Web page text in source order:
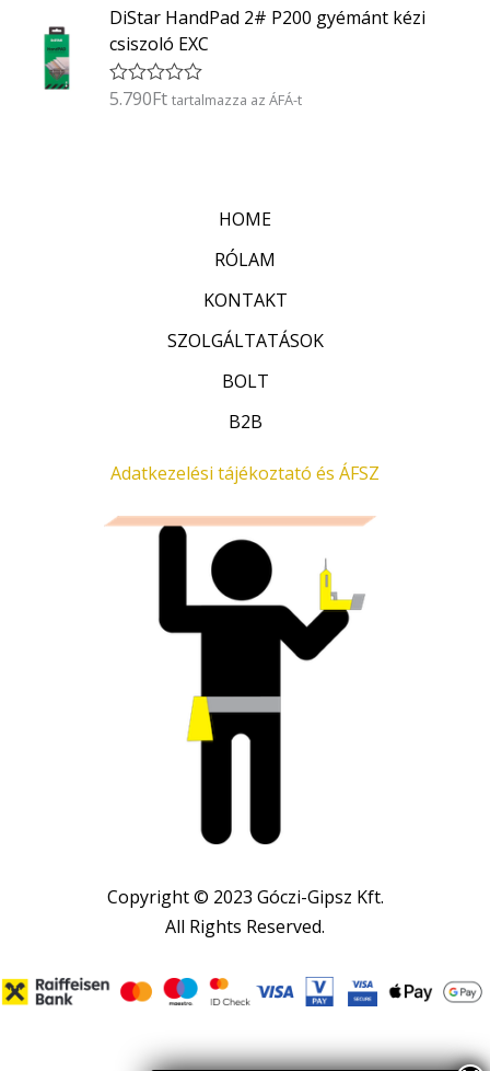
/
5
é
e
l
é
s
DiStar HandPad 2# P200 gyémánt kézi
csiszoló EXC
É
5.790Ft tartalmazza az ÁFÁ-t
HOME
RÓLAM
KONTAKT
SZOLGÁLTATÁSOK
BOLT
B2B
Adatkezelési tájékoztató és ÁFSZ
Copyright © 2023 Góczi-Gipsz Kft.
All Rights Reserved.